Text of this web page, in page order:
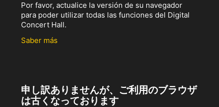
Por favor, actualice la versión de su navegador
para poder utilizar todas las funciones del Digital
Concert Hall.
Saber más
申し訳ありませんが、ご利用のブラウザ
は古くなっております